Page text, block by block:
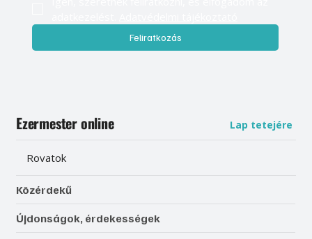
Feliratkozás
Ezermester online Lap tetejére
Rovatok
Közérdekű
Újdonságok, érdekességek